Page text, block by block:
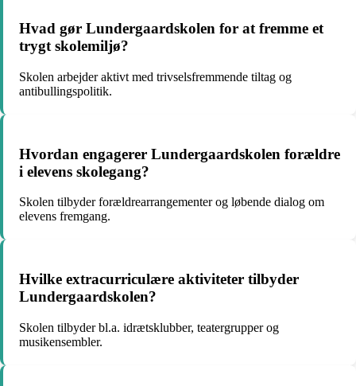
Hvad gør Lundergaardskolen for at fremme et
trygt skolemiljø?
Skolen arbejder aktivt med trivselsfremmende tiltag og
antibullingspolitik.
Hvordan engagerer Lundergaardskolen forældre
i elevens skolegang?
Skolen tilbyder forældrearrangementer og løbende dialog om
elevens fremgang.
Hvilke extracurriculære aktiviteter tilbyder
Lundergaardskolen?
Skolen tilbyder bl.a. idrætsklubber, teatergrupper og
musikensembler.